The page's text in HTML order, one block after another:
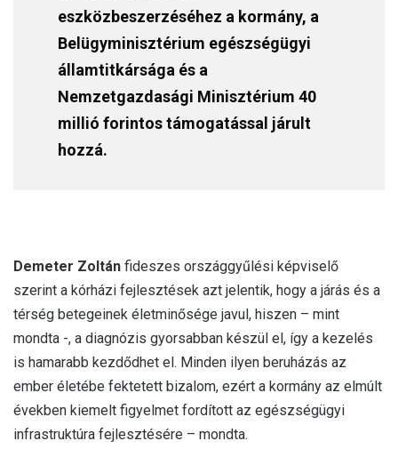
eszközbeszerzéséhez a kormány, a
Belügyminisztérium egészségügyi
államtitkársága és a
Nemzetgazdasági Minisztérium 40
millió forintos támogatással járult
hozzá.
Demeter Zoltán fideszes országgyűlési képviselő
szerint a kórházi fejlesztések azt jelentik, hogy a járás és a
térség betegeinek életminősége javul, hiszen – mint
mondta -, a diagnózis gyorsabban készül el, így a kezelés
is hamarabb kezdődhet el. Minden ilyen beruházás az
ember életébe fektetett bizalom, ezért a kormány az elmúlt
években kiemelt figyelmet fordított az egészségügyi
infrastruktúra fejlesztésére – mondta.